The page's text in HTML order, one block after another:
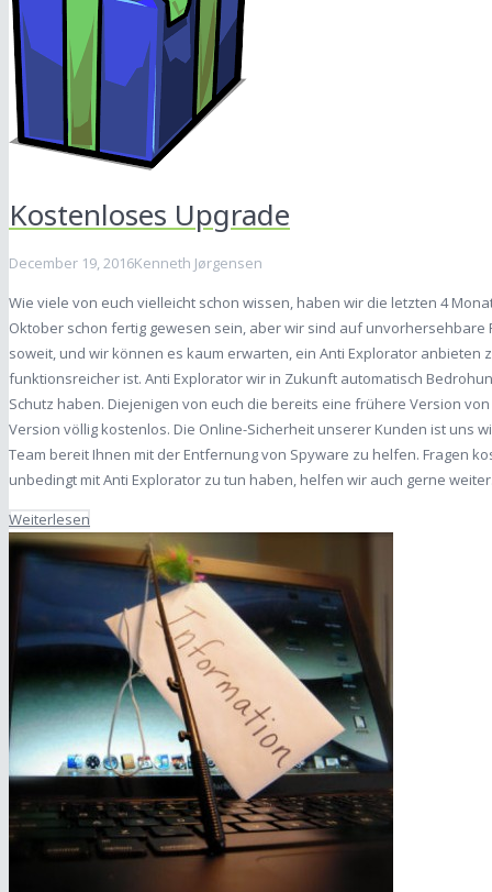
Kostenloses Upgrade
December 19, 2016Kenneth Jørgensen
Wie viele von euch vielleicht schon wissen, haben wir die letzten 4
Oktober schon fertig gewesen sein, aber wir sind auf
soweit, und wir können es kaum erwarten, ein Anti Explorator
funktionsreicher ist. Anti Explorator wir in Zukunft automatisch
Schutz haben. Diejenigen von euch die bereits eine frühere Version
Version völlig kostenlos. Die Online-Sicherheit unserer Kunden ist uns
Team bereit Ihnen mit der Entfernung von Spyware zu helfen. Fragen
unbedingt mit Anti Explorator zu tun haben, helfen wir auch gerne
Weiterlesen